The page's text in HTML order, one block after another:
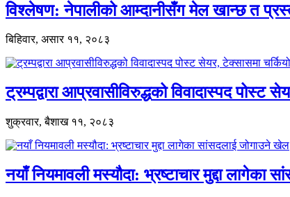
विश्लेषण: नेपालीको आम्दानीसँग मेल खान्छ त
बिहिवार, असार ११, २०८३
ट्रम्पद्वारा आप्रवासीविरुद्धको विवादास्पद पोस्ट
शुक्रवार, बैशाख ११, २०८३
नयाँ नियमावली मस्यौदा: भ्रष्टाचार मुद्दा लागेका